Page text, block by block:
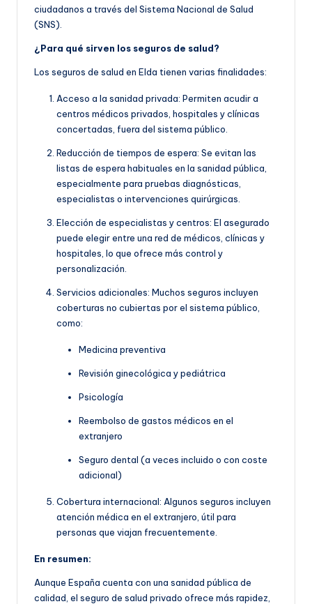
ciudadanos a través del Sistema Nacional de Salud
(SNS).
¿Para qué sirven los seguros de salud?
Los seguros de salud en Elda tienen varias finalidades:
Acceso a la sanidad privada: Permiten acudir a
centros médicos privados, hospitales y clínicas
concertadas, fuera del sistema público.
Reducción de tiempos de espera: Se evitan las
listas de espera habituales en la sanidad pública,
especialmente para pruebas diagnósticas,
especialistas o intervenciones quirúrgicas.
Elección de especialistas y centros: El asegurado
puede elegir entre una red de médicos, clínicas y
hospitales, lo que ofrece más control y
personalización.
Servicios adicionales: Muchos seguros incluyen
coberturas no cubiertas por el sistema público,
como:
Medicina preventiva
Revisión ginecológica y pediátrica
Psicología
Reembolso de gastos médicos en el
extranjero
Seguro dental (a veces incluido o con coste
adicional)
Cobertura internacional: Algunos seguros incluyen
atención médica en el extranjero, útil para
personas que viajan frecuentemente.
En resumen:
Aunque España cuenta con una sanidad pública de
calidad, el seguro de salud privado ofrece más rapidez,